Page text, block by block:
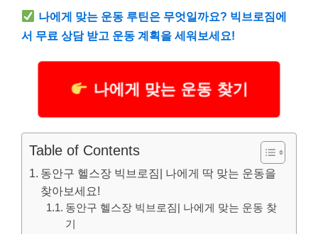
나에게 맞는 운동 루틴은 무엇일까요? 빅브로짐에
서 무료 상담 받고 운동 계획을 세워보세요!
나에게 맞는 운동 찾기
Table of Contents
동안구 헬스장 빅브로짐| 나에게 딱 맞는 운동을
찾아보세요!
동안구 헬스장 빅브로짐| 나에게 맞는 운동 찾
기